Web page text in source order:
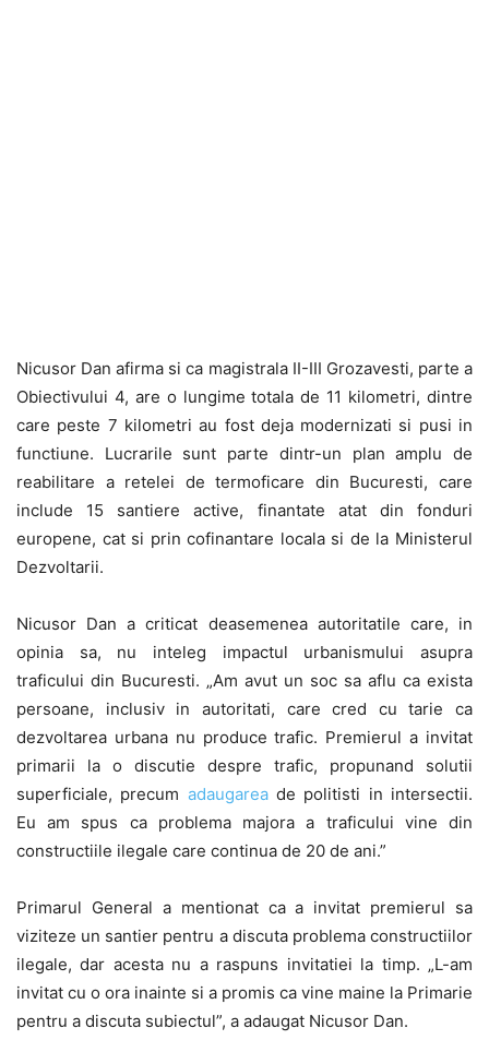
Nicusor Dan afirma si ca magistrala II-III Grozavesti, parte a
Obiectivului 4, are o lungime totala de 11 kilometri, dintre
care peste 7 kilometri au fost deja modernizati si pusi in
functiune. Lucrarile sunt parte dintr-un plan amplu de
reabilitare a retelei de termoficare din Bucuresti, care
include 15 santiere active, finantate atat din fonduri
europene, cat si prin cofinantare locala si de la Ministerul
Dezvoltarii.
Nicusor Dan a criticat deasemenea autoritatile care, in
opinia sa, nu inteleg impactul urbanismului asupra
traficului din Bucuresti. „Am avut un soc sa aflu ca exista
persoane, inclusiv in autoritati, care cred cu tarie ca
dezvoltarea urbana nu produce trafic. Premierul a invitat
primarii la o discutie despre trafic, propunand solutii
superficiale, precum adaugareade politisti in intersectii.
Eu am spus ca problema majora a traficului vine din
constructiile ilegale care continua de 20 de ani.”
Primarul General a mentionat ca a invitat premierul sa
viziteze un santier pentru a discuta problema constructiilor
ilegale, dar acesta nu a raspuns invitatiei la timp. „L-am
invitat cu o ora inainte si a promis ca vine maine la Primarie
pentru a discuta subiectul”, a adaugat Nicusor Dan.